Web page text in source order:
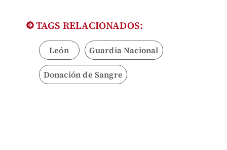
TAGS RELACIONADOS:
León Guardia Nacional
Donación de Sangre